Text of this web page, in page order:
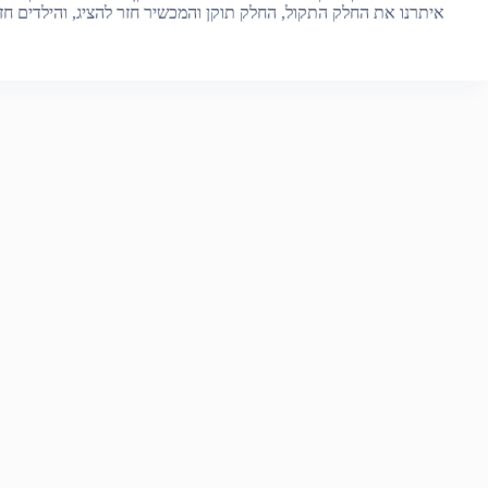
איתרנו את החלק התקול, החלק תוקן והמכשיר חזר להציג, והילדים